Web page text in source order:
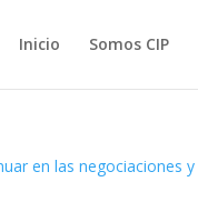
Inicio Somos CIP